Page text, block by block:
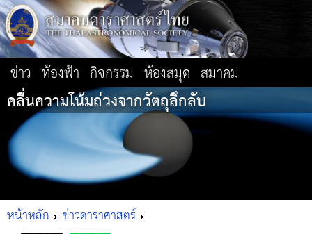
ข่าว ท้องฟ้า กิจกรรม ห้องสมุด สมาคม
คลื่นความโน้มถ่วงจากวัตถุลึกลับ
หน้าหลัก ข่าวดาราศาสตร์